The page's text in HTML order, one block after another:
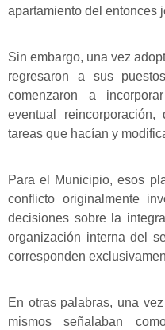
apartamiento del entonces
Sin embargo, una vez
regresaron a sus
comenzaron a
eventual
tareas que hacían y
Para el Municipio, esos
conflicto originalmente
decisiones sobre la
organización interna del
corresponden
En otras palabras, una
mismos señalaban